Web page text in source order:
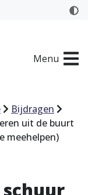
Menu
Bijdragen
uit de buurt
meehelpen)